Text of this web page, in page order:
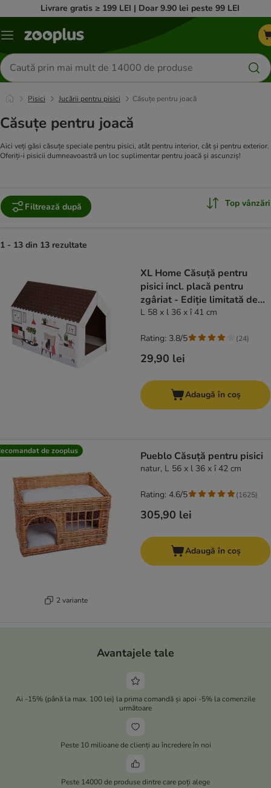
Livrare gratis ≥ 199 LEI | Doar 9.90 lei peste 99 LEI
Categorii
Căutare
produse
Pisici Jucării pentru pisici Căsuțe pentru joacă
Căsuțe pentru joacă
Aici veți găsi căsuțe speciale pentru pisici, atât pentru interior, cât și pentru exterior.
Oferiți-i pisicii dumneavoastră un loc suplimentar pentru joacă și ascunziș!
Filtrează după Top vânzări
1 - 13 din 13 rezultate
XL Home Căsuță pentru
pisici incl. placă pentru
zgâriat - Ediție limitată de
iarnă
L 58 x l 36 x î 41 cm
29,90 lei
Rating: 3.8/5 (24)
Adaugă în coș
de zooplus
2 variante
Pueblo Căsuță pentru pisici
natur, L 56 x l 36 x î 42 cm
305,90 lei
Rating: 4.6/5 (1625)
Adaugă în coș
Avantajele tale
Ai -15% (până la max. 100 lei) la prima comandă și apoi -5% la comenzile
următoare
Peste 10 milioane de clienți au încredere în noi
Peste 14000 de produse dintre care poți alege